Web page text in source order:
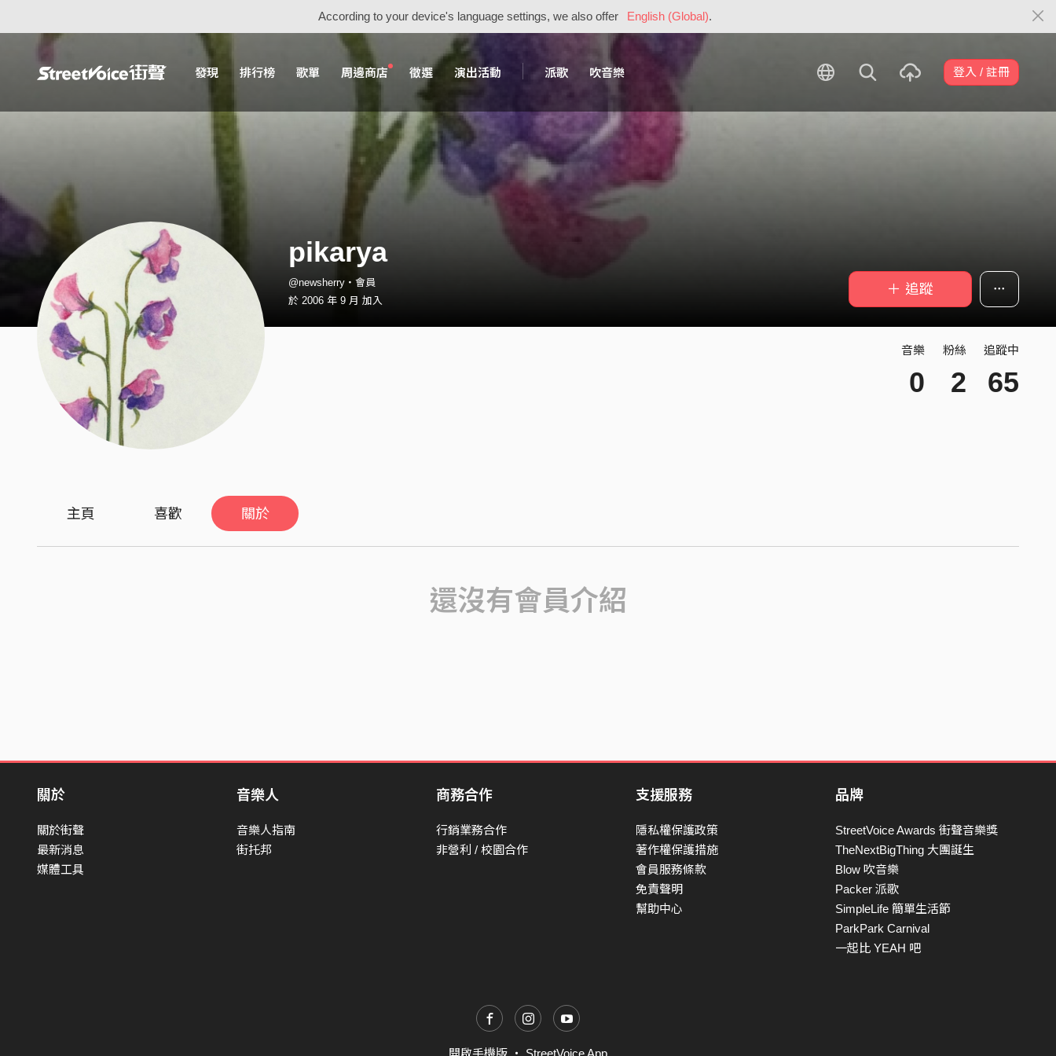
According to your device's language settings, we also offer English (Global).
發現 排行榜 歌單 周邊商店 徵選 演出活動 派歌 吹音樂 登入 / 註冊
pikarya
@newsherry・會員
於 2006 年 9 月 加入
＋ 追蹤
音樂
0
粉絲
2
追蹤中
65
主頁 喜歡 關於
還沒有會員介紹
關於
關於街聲
最新消息
媒體工具
音樂人
音樂人指南
街托邦
商務合作
行銷業務合作
非營利 / 校園合作
支援服務
隱私權保護政策
著作權保護措施
會員服務條款
免責聲明
幫助中心
品牌
StreetVoice Awards 街聲音樂獎
TheNextBigThing 大團誕生
Blow 吹音樂
Packer 派歌
SimpleLife 簡單生活節
ParkPark Carnival
一起比 YEAH 吧
開啟手機版 ・ StreetVoice App